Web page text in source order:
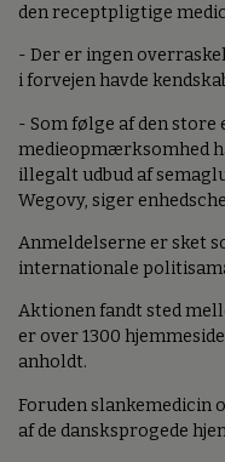
den receptpligtige
- Der er ingen
i forvejen havde
- Som følge af den
medieopmærksomhed
illegalt udbud af
Wegovy, siger
Anmeldelserne er sket
internationale
Aktionen fandt sted
er over 1300
anholdt.
Foruden slankemedicin
af de dansksprogede